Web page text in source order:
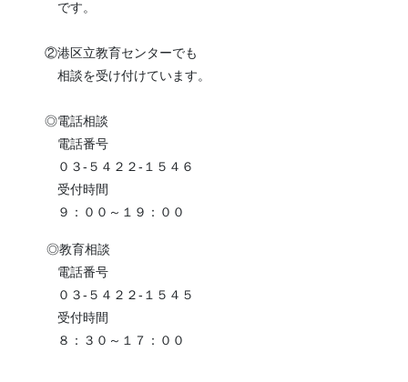
です。
②港区立教育センターでも
相談を受け付けています。
◎電話相談
電話番号
０３-５４２２-１５４６
受付時間
９：００～１９：００
◎教育相談
電話番号
０３-５４２２-１５４５
受付時間
８：３０～１７：００